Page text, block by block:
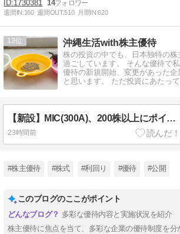
1730381 14
週間IN:160 週間OUT:510 月間IN:620
13 沖縄生活with株主優待
株の投資の中でも、日本独特の
過ごしています。 そんな優待で
優待の新規開始、変更があった
と思います。 ただ投資にあたっ
【新設】MIC(300A)、200株以上にポイント進呈で開始
23時間前
#株主優待 #株式 #利回り #優待 #公開
このブログのここがポイント
多彩な優待内容と実施状況を紹介
株主優待に焦点を当て、多彩な企業の優待制度を